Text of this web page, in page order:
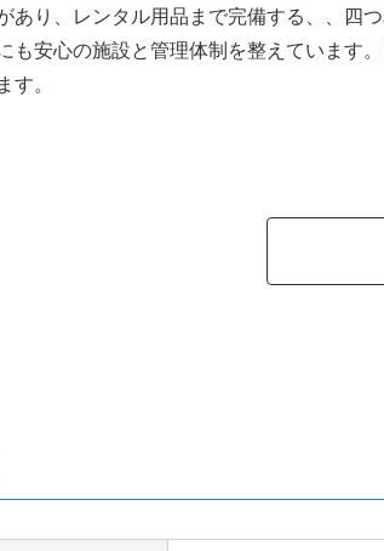
あり、レンタル用品まで完備する、、四つ
も安心の施設と管理体制を整えています
。